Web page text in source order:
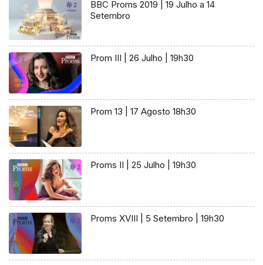
BBC Proms 2019 | 19 Julho a 14
Setembro
Prom III | 26 Julho | 19h30
Prom 13 | 17 Agosto 18h30
Proms II | 25 Julho | 19h30
Proms XVIII | 5 Setembro | 19h30